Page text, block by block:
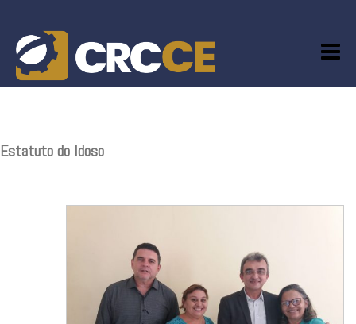
content
Estatuto do Idoso